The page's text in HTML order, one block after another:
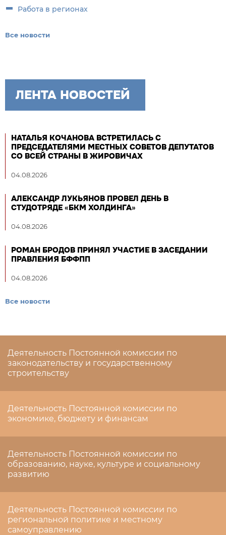
Работа в регионах
Все новости
ЛЕНТА НОВОСТЕЙ
НАТАЛЬЯ КОЧАНОВА ВСТРЕТИЛАСЬ С
ПРЕДСЕДАТЕЛЯМИ МЕСТНЫХ СОВЕТОВ ДЕПУТАТОВ
СО ВСЕЙ СТРАНЫ В ЖИРОВИЧАХ
04.08.2026
АЛЕКСАНДР ЛУКЬЯНОВ ПРОВЕЛ ДЕНЬ В
СТУДОТРЯДЕ «БКМ ХОЛДИНГА»
04.08.2026
РОМАН БРОДОВ ПРИНЯЛ УЧАСТИЕ В ЗАСЕДАНИИ
ПРАВЛЕНИЯ БФФПП
04.08.2026
Все новости
Деятельность Постоянной комиссии по
законодательству и государственному
строительству
Деятельность Постоянной комиссии по
экономике, бюджету и финансам
Деятельность Постоянной комиссии по
образованию, науке, культуре и социальному
развитию
Деятельность Постоянной комиссии по
региональной политике и местному
самоуправлению